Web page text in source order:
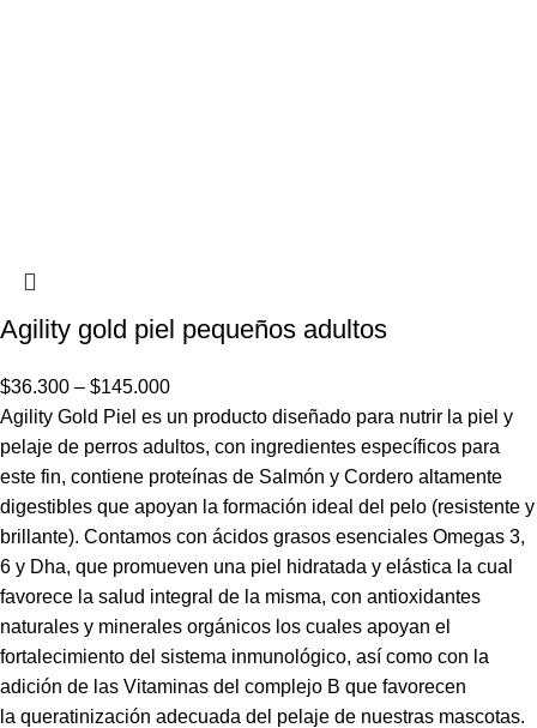
Agility gold piel pequeños adultos
$36.300 – $145.000
Agility Gold Piel es un producto diseñado para nutrir la piel y
pelaje de perros adultos, con ingredientes específicos para
este fin, contiene proteínas de Salmón y Cordero altamente
digestibles que apoyan la formación ideal del pelo (resistente y
brillante). Contamos con ácidos grasos esenciales Omegas 3,
6 y Dha, que promueven una piel hidratada y elástica la cual
favorece la salud integral de la misma, con antioxidantes
naturales y minerales orgánicos los cuales apoyan el
fortalecimiento del sistema inmunológico, así como con la
adición de las Vitaminas del complejo B que favorecen
la queratinización adecuada del pelaje de nuestras mascotas.